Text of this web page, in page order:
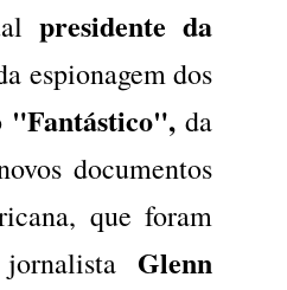
presidente da
espionagem dos
"Fantástico", da
documentos
que foram
Glenn